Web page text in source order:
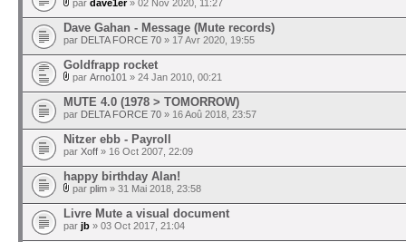
par dave1er» 02 Nov 2020, 11:27
Dave Gahan - Message (Mute records)
par DELTA FORCE 70 » 17 Avr 2020, 19:55
Goldfrapp rocket
par Arno101 » 24 Jan 2010, 00:21
MUTE 4.0 (1978 > TOMORROW)
par DELTA FORCE 70 » 16 Aoû 2018, 23:57
Nitzer ebb - Payroll
par Xoff » 16 Oct 2007, 22:09
happy birthday Alan!
par plim » 31 Mai 2018, 23:58
Livre Mute a visual document
par jb » 03 Oct 2017, 21:04